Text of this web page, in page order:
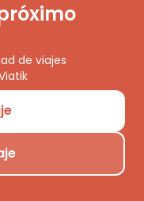
de viajes